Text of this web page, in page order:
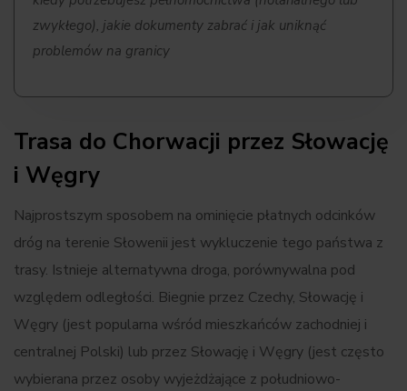
zwykłego), jakie dokumenty zabrać i jak uniknąć
problemów na granicy
Trasa do Chorwacji przez Słowację
i Węgry
Najprostszym sposobem na ominięcie płatnych odcinków
dróg na terenie Słowenii jest wykluczenie tego państwa z
trasy. Istnieje alternatywna droga, porównywalna pod
względem odległości. Biegnie przez Czechy, Słowację i
Węgry (jest popularna wśród mieszkańców zachodniej i
centralnej Polski) lub przez Słowację i Węgry (jest często
wybierana przez osoby wyjeżdżające z południowo-